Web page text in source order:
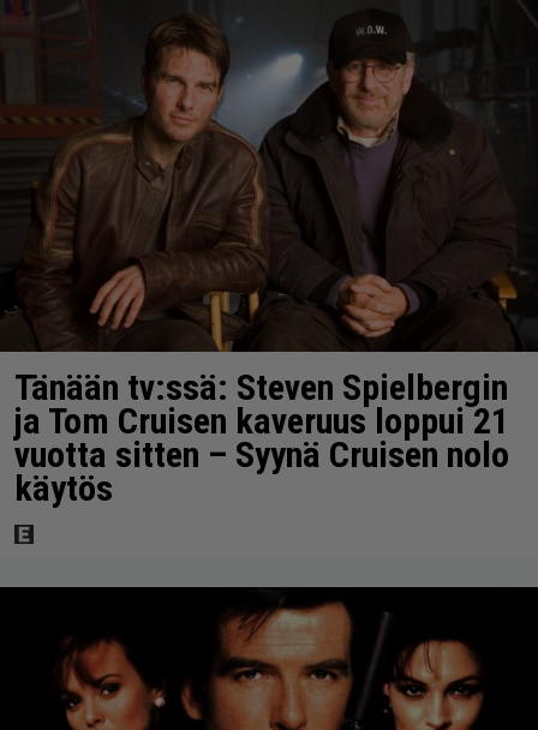
Tänään tv:ssä: Steven Spielbergin
ja Tom Cruisen kaveruus loppui 21
vuotta sitten – Syynä Cruisen nolo
käytös